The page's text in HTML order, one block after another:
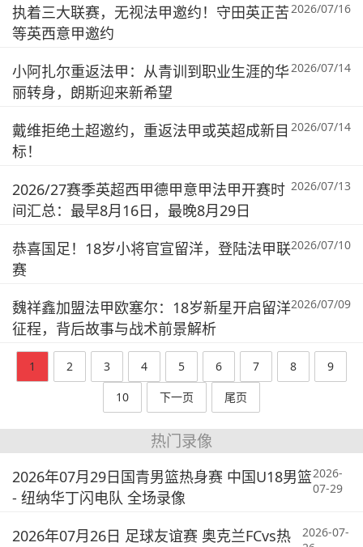
执着三大联赛，无视法甲邀约！守田英正苦
等英西意甲邀约
2026/07/16
小阿扎尔重返法甲：从青训到职业生涯的华
丽转身，朗斯迎来新希望
2026/07/14
戴维拒绝土超邀约，重返法甲或英超成新目
标！
2026/07/14
2026/27赛季英超西甲德甲意甲法甲开赛时
间汇总：最早8月16日，最晚8月29日
2026/07/13
恭喜国足！18岁小将官宣留洋，登陆法甲联
赛
2026/07/10
魏祥鑫加盟法甲欧塞尔：18岁新星开启留洋
征程，背后故事与战术前景解析
2026/07/09
1 2 3 4 5 6 7 8
9
10
下一页 尾页
热门录像
2026年07月29日国青男篮热身赛 中国U18男篮
- 纽纳华丁闪电队 全场录像
2026-
07-29
2026年07月26日 足球友谊赛 奥克兰FCvs热
2026-07-